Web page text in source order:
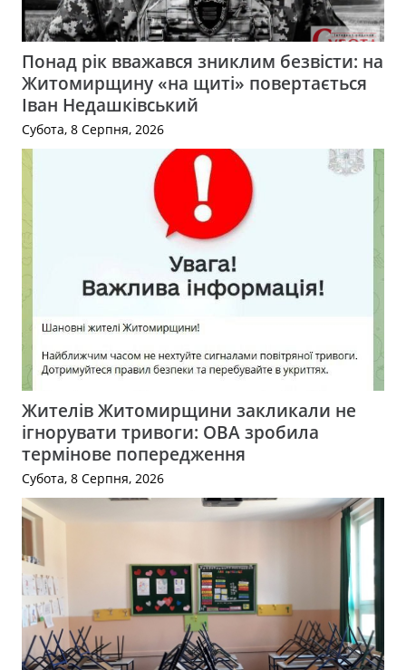
Понад рік вважався зниклим безвісти: на
Житомирщину «на щиті» повертається
Іван Недашківський
Субота, 8 Серпня, 2026
Жителів Житомирщини закликали не
ігнорувати тривоги: ОВА зробила
термінове попередження
Субота, 8 Серпня, 2026